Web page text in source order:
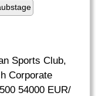
Sports Club,
Corporate
54000 EUR/